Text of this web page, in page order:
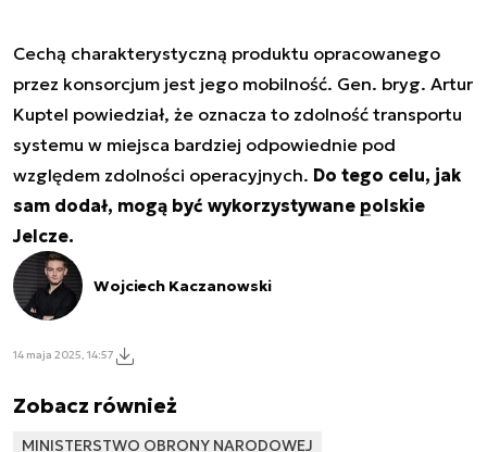
Cechą charakterystyczną produktu opracowanego
przez konsorcjum jest jego mobilność. Gen. bryg. Artur
Kuptel powiedział, że oznacza to zdolność transportu
systemu w miejsca bardziej odpowiednie pod
względem zdolności operacyjnych. Do tego celu, jak
sam dodał, mogą być wykorzystywane polskie
Jelcze.
Wojciech Kaczanowski
14 maja 2025, 14:57
Zobacz również
MINISTERSTWO OBRONY NARODOWEJ